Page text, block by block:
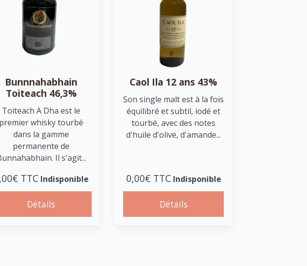
Bunnnahabhain
Toiteach 46,3%
Toiteach A Dha est le
premier whisky tourbé
dans la gamme
permanente de
Il s'agit...
TTC Indisponible
Détails
Caol Ila 12 ans 43%
Son single malt est à la fois
équilibré et subtil, iodé et
tourbé, avec des notes
d'huile d'olive, d'amande...
0,00€ TTC Indisponible
Détails